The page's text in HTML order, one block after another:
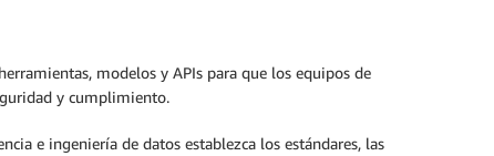
modelos y APIs para que los equipos de
y cumplimiento.
e ingeniería de datos establezca los estándares, las